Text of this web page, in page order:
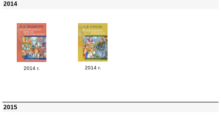
2014
2014 г. 2014 г.
2015